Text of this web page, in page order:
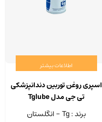
اطلاعات بیشتر
اسپری روغن توربین دندانپزشکی
تی جی مدل Tglube
برند : Tg - انگلستان